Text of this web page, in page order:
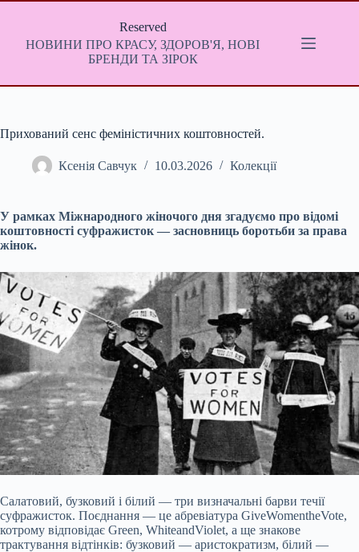
Перейти
Reserved
НОВИНИ ПРО КРАСУ, ЗДОРОВ'Я, НОВІ
БРЕНДИ ТА ЗІРОК
Прихований сенс феміністичних коштовностей.
Ксенія Савчук 10.03.2026 Колекції
У рамках Міжнародного жіночого дня згадуємо про відомі
коштовності суфражисток — засновниць боротьби за права
жінок.
Салатовий, бузковий і білий — три визначальні барви течії
суфражисток. Поєднання — це абревіатура GiveWomentheVote,
котрому відповідає Green, WhiteandViolet, а ще знакове
трактування відтінків: бузковий — аристократизм, білий —